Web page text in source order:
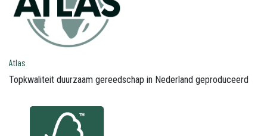
Atlas
Topkwaliteit duurzaam gereedschap in Nederland geproduceerd